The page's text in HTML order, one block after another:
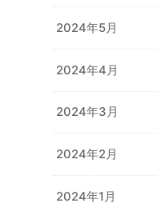
2024年5月
2024年4月
2024年3月
2024年2月
2024年1月